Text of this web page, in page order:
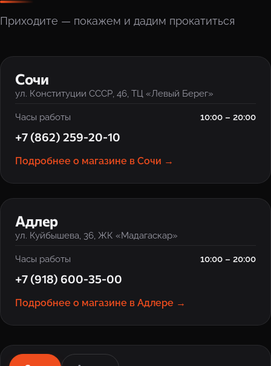
Приходите — покажем и дадим прокатиться
‹ ›
Сочи
ул. Конституции СССР, 46, ТЦ «Левый Берег»
Часы работы 10:00 – 20:00
+7 (862) 259-20-10
Подробнее о магазине в Сочи →
‹ ›
Адлер
ул. Куйбышева, 36, ЖК «Мадагаскар»
Часы работы 10:00 – 20:00
+7 (918) 600-35-00
Подробнее о магазине в Адлере →